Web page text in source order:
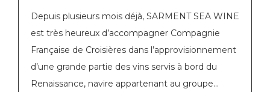
Depuis plusieurs mois déjà, SARMENT SEA WINE
est très heureux d’accompagner Compagnie
Française de Croisières dans l’approvisionnement
d’une grande partie des vins servis à bord du
Renaissance, navire appartenant au groupe...